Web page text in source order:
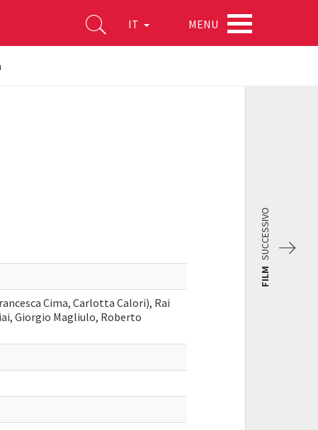
IT MENU
Cima, Carlotta Calori), Rai
Giorgio Magliulo, Roberto
FILM
SUCCESSIVO